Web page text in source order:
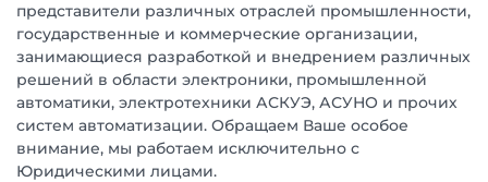
представители различных отраслей промышленности,
государственные и коммерческие организации,
занимающиеся разработкой и внедрением различных
решений в области электроники, промышленной
автоматики, электротехники АСКУЭ, АСУНО и прочих
систем автоматизации. Обращаем Ваше особое
внимание, мы работаем исключительно с
Юридическими лицами.